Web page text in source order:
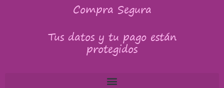
Compra Segura
Tus datos y tu pago están
protegidos